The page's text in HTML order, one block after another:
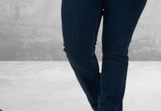
tot oksel in cm